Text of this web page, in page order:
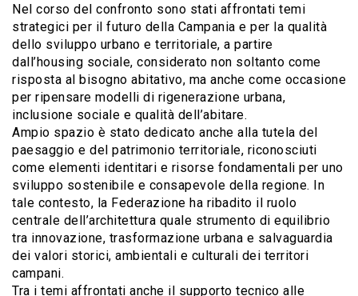
Nel corso del confronto sono stati affrontati temi
strategici per il futuro della Campania e per la qualità
dello sviluppo urbano e territoriale, a partire
dall’housing sociale, considerato non soltanto come
risposta al bisogno abitativo, ma anche come occasione
per ripensare modelli di rigenerazione urbana,
inclusione sociale e qualità dell’abitare.
Ampio spazio è stato dedicato anche alla tutela del
paesaggio e del patrimonio territoriale, riconosciuti
come elementi identitari e risorse fondamentali per uno
sviluppo sostenibile e consapevole della regione. In
tale contesto, la Federazione ha ribadito il ruolo
centrale dell’architettura quale strumento di equilibrio
tra innovazione, trasformazione urbana e salvaguardia
dei valori storici, ambientali e culturali dei territori
campani.
Tra i temi affrontati anche il supporto tecnico alle